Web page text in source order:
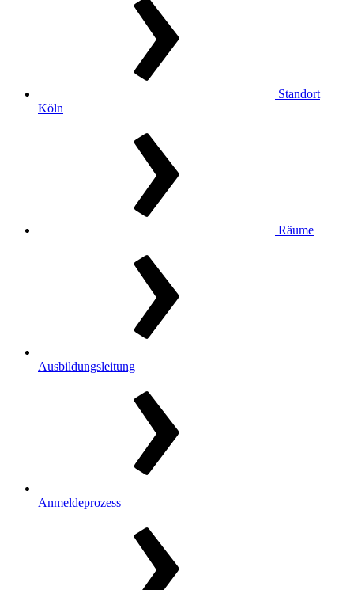
Standort
Köln
Räume
Ausbildungsleitung
Anmeldeprozess